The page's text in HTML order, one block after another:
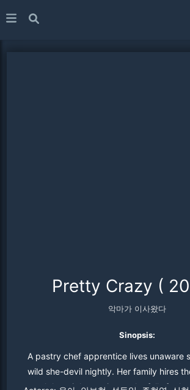
Pretty Crazy (
악마가 이사왔다
Sinopsis:
A pastry chef apprentice lives unaware
wild she-devil nightly. Her family hires
watch her night version, as he falls for